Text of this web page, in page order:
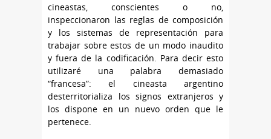
cineastas, conscientes o no,
inspeccionaron las reglas de composición
y los sistemas de representación para
trabajar sobre estos de un modo inaudito
y fuera de la codificación. Para decir esto
utilizaré una palabra demasiado
“francesa”: el cineasta argentino
desterritorializa los signos extranjeros y
los dispone en un nuevo orden que le
pertenece.